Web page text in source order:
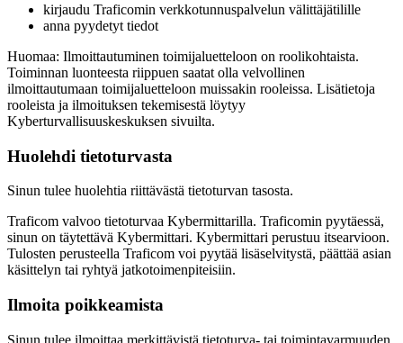
kirjaudu Traficomin verkkotunnuspalvelun välittäjätilille
anna pyydetyt tiedot
Huomaa: Ilmoittautuminen toimijaluetteloon on roolikohtaista.
Toiminnan luonteesta riippuen saatat olla velvollinen
ilmoittautumaan toimijaluetteloon muissakin rooleissa. Lisätietoja
rooleista ja ilmoituksen tekemisestä löytyy
Kyberturvallisuuskeskuksen sivuilta.
Huolehdi tietoturvasta
Sinun tulee huolehtia riittävästä tietoturvan tasosta.
Traficom valvoo tietoturvaa Kybermittarilla. Traficomin pyytäessä,
sinun on täytettävä Kybermittari. Kybermittari perustuu itsearvioon.
Tulosten perusteella Traficom voi pyytää lisäselvitystä, päättää asian
käsittelyn tai ryhtyä jatkotoimenpiteisiin.
Ilmoita poikkeamista
Sinun tulee ilmoittaa merkittävistä tietoturva- tai toimintavarmuuden